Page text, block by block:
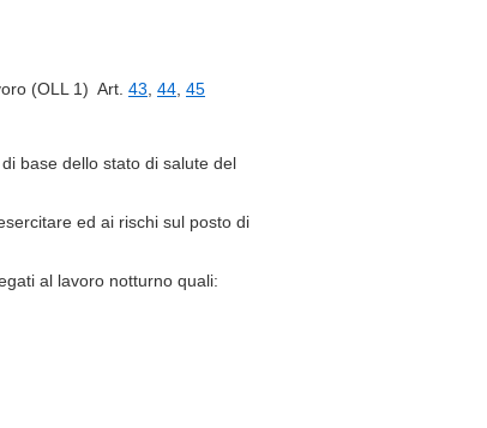
(OLL 1) Art. 43 44 45
base dello stato di salute del
ed ai rischi sul posto di
al lavoro notturno quali: